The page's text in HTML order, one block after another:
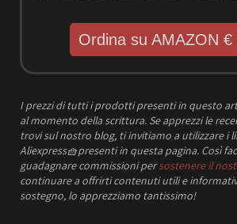
Ordina su AMAZON €
I prezzidi tutti i prodotti presenti in questo
al momento della scrittura. Se apprezzi le
trovi sul nostro blog, ti invitiamo a utilizzare i
Aliexpress🧺presenti in questa pagina. Così
guadagnare commissioni persostenere il
continuare a offrirti contenuti utili e
sostegno, lo apprezziamo tantissimo!